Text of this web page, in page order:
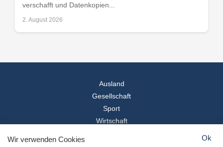
verschafft und Datenkopien...
2. August 2026
Ausland
Gesellschaft
Sport
Wirtschaft
© 2026Landesspiegel
Wir verwenden Cookies Ok